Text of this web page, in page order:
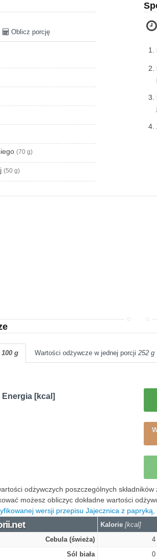
Oblicz porcję
(70 g)
(50 g)
100 g Wartości odżywcze w jednej porcji 252 g
Energia [kcal]
odżywczych poszczególnych
możesz obliczyc dokładne wartości
wersji przepisu Jajecznica z
Kalorie [kcal]
Cebula (świeża)
4
Sól biała
0